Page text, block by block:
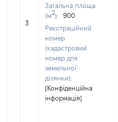
3
Загальна площа
(м2):
900
Реєстраційний
номер
(кадастровий
номер для
земельної
ділянки):
[Конфіденційна
інформація]